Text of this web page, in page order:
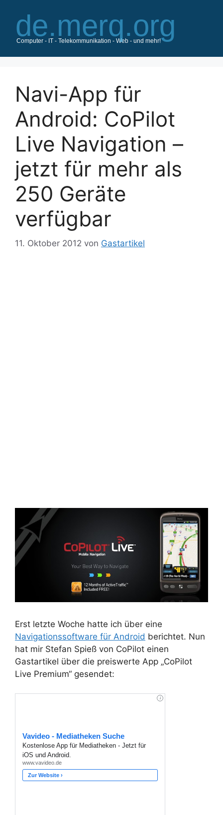
Inhalt
springen
Navi-App für
Android: CoPilot
Live Navigation –
jetzt für mehr als
250 Geräte
verfügbar
11. Oktober 2012 von Gastartikel
Erst letzte Woche hatte ich über eine
Navigationssoftware für Android berichtet. Nun
hat mir Stefan Spieß von CoPilot einen
Gastartikel über die preiswerte App „CoPilot
Live Premium“ gesendet: